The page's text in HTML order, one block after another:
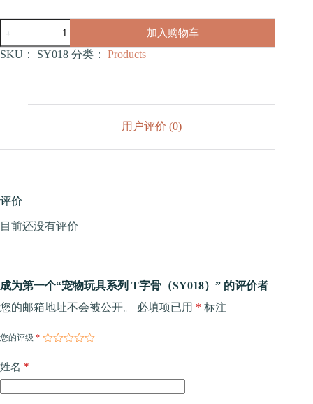
物
玩
加入购物车
SKU： SY018 分类： Products
用户评价 (0)
评价
目前还没有评价
成为第一个“宠物玩具系列 T字骨（SY018）” 的评价者
您的邮箱地址不会被公开。
必填项已用 * 标注
您的评级 *
姓名 *